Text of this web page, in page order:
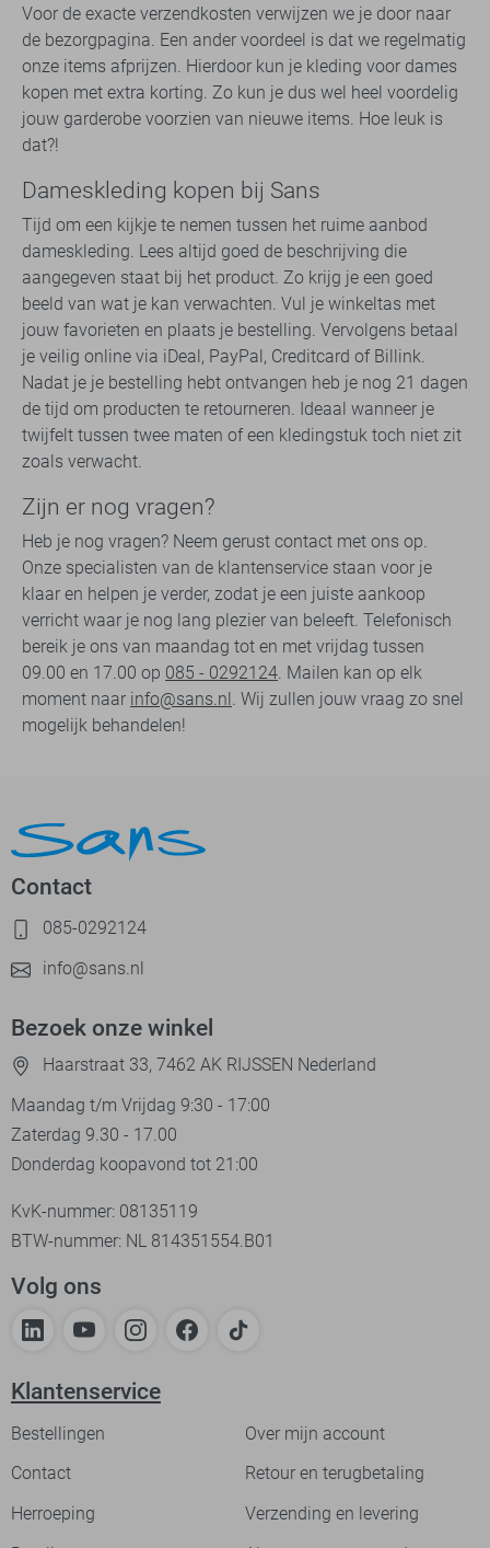
Voor de exacte verzendkosten verwijzen we je door naar
de bezorgpagina. Een ander voordeel is dat we regelmatig
onze items afprijzen. Hierdoor kun je kleding voor dames
kopen met extra korting. Zo kun je dus wel heel voordelig
jouw garderobe voorzien van nieuwe items. Hoe leuk is
dat?!
Dameskleding kopen bij Sans
Tijd om een kijkje te nemen tussen het ruime aanbod
dameskleding. Lees altijd goed de beschrijving die
aangegeven staat bij het product. Zo krijg je een goed
beeld van wat je kan verwachten. Vul je winkeltas met
jouw favorieten en plaats je bestelling. Vervolgens betaal
je veilig online via iDeal, PayPal, Creditcard of Billink.
Nadat je je bestelling hebt ontvangen heb je nog 21 dagen
de tijd om producten te retourneren. Ideaal wanneer je
twijfelt tussen twee maten of een kledingstuk toch niet zit
zoals verwacht.
Zijn er nog vragen?
Heb je nog vragen? Neem gerust contact met ons op.
Onze specialisten van de klantenservice staan voor je
klaar en helpen je verder, zodat je een juiste aankoop
verricht waar je nog lang plezier van beleeft. Telefonisch
bereik je ons van maandag tot en met vrijdag tussen
09.00 en 17.00 op 085 - 0292124. Mailen kan op elk
moment naar info@sans.nl. Wij zullen jouw vraag zo snel
mogelijk behandelen!
Contact
085-0292124
info@sans.nl
Bezoek onze winkel
Haarstraat 33, 7462 AK RIJSSEN Nederland
Maandag t/m Vrijdag 9:30 - 17:00
Zaterdag 9.30 - 17.00
Donderdag koopavond tot 21:00
KvK-nummer: 08135119
BTW-nummer: NL 814351554.B01
Volg ons
Klantenservice
Bestellingen
Over mijn account
Contact
Retour en terugbetaling
Herroeping
Verzending en levering